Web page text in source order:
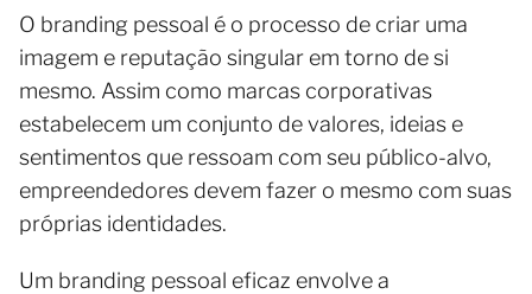
O branding pessoal é o processo de criar uma
imagem e reputação singular em torno de si
mesmo. Assim como marcas corporativas
estabelecem um conjunto de valores, ideias e
sentimentos que ressoam com seu público-alvo,
empreendedores devem fazer o mesmo com suas
próprias identidades.
Um branding pessoal eficaz envolve a